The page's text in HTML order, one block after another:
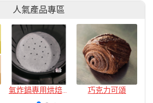
人氣產品專區
氣炸鍋專用烘焙紙 巧克力可頌